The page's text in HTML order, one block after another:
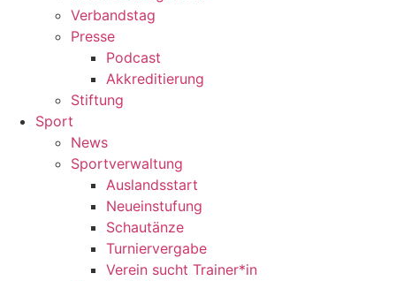
Verbandstag
Presse
Podcast
Akkreditierung
Stiftung
Sport
News
Sportverwaltung
Auslandsstart
Neueinstufung
Schautänze
Turniervergabe
Verein sucht Trainer*in